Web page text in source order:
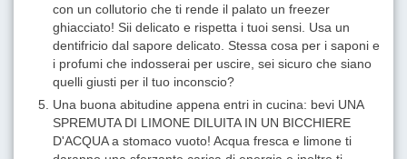
con un collutorio che ti rende il palato un freezer
ghiacciato! Sii delicato e rispetta i tuoi sensi. Usa un
dentifricio dal sapore delicato. Stessa cosa per i saponi e
i profumi che indosserai per uscire, sei sicuro che siano
quelli giusti per il tuo inconscio?
Una buona abitudine appena entri in cucina: bevi UNA
SPREMUTA DI LIMONE DILUITA IN UN BICCHIERE
D'ACQUA a stomaco vuoto! Acqua fresca e limone ti